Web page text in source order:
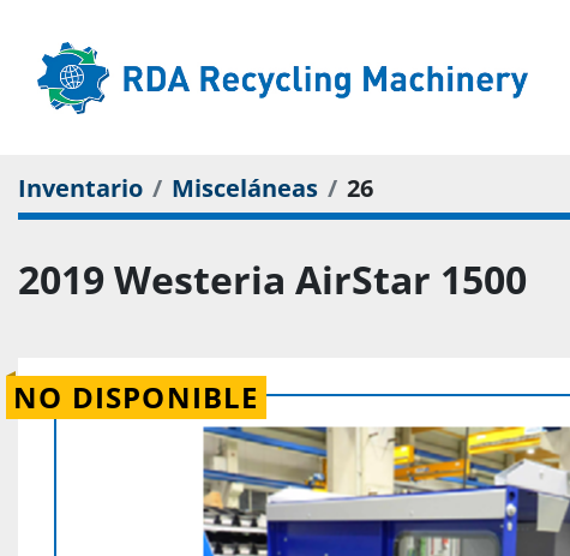
Inventario Misceláneas 26
2019 Westeria AirStar 1500
NO DISPONIBLE